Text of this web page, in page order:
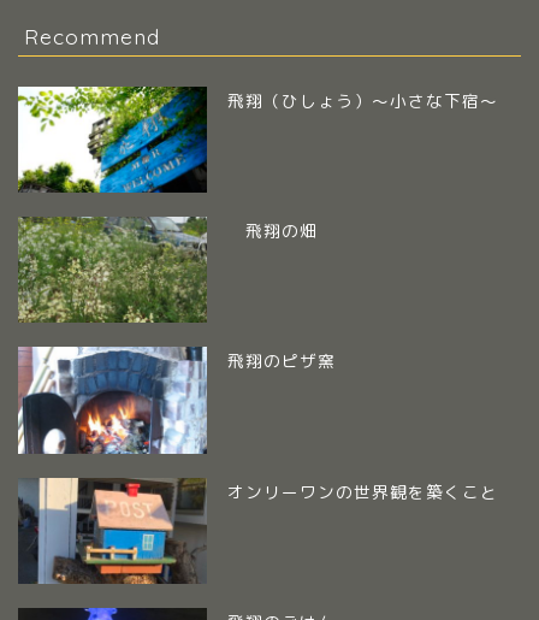
Recommend
飛翔（ひしょう）～小さな下宿～
飛翔の畑
飛翔のピザ窯
オンリーワンの世界観を築くこと